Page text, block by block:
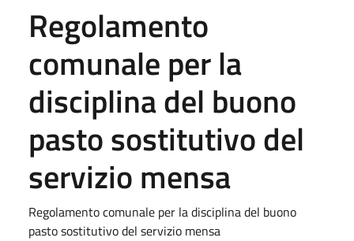
Regolamento
comunale per la
disciplina del buono
pasto sostitutivo del
servizio mensa
Regolamento comunale per la disciplina del buono
pasto sostitutivo del servizio mensa